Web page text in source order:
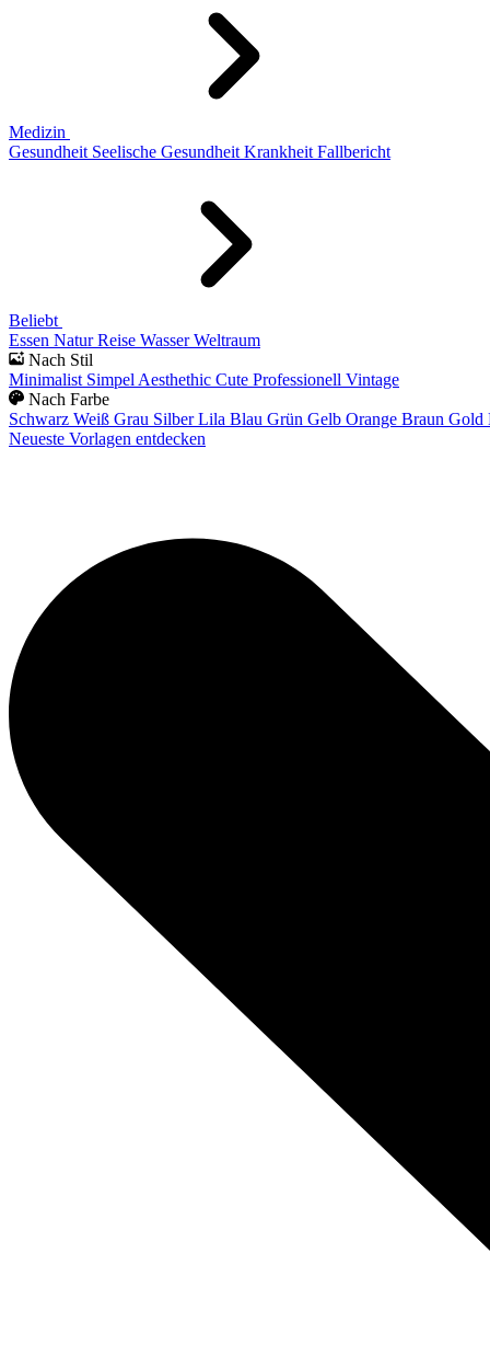
Medizin
Gesundheit Seelische Gesundheit Krankheit Fallbericht
Beliebt
Essen Natur Reise Wasser Weltraum
Nach Stil
Minimalist Simpel Aesthethic Cute Professionell Vintage
Nach Farbe
Schwarz Weiß Grau Silber Lila Blau Grün Gelb Orange Braun Gold
Neueste Vorlagen entdecken